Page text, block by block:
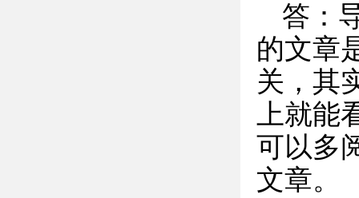
答：
的文章
关，其
上就能
可以多
文章。